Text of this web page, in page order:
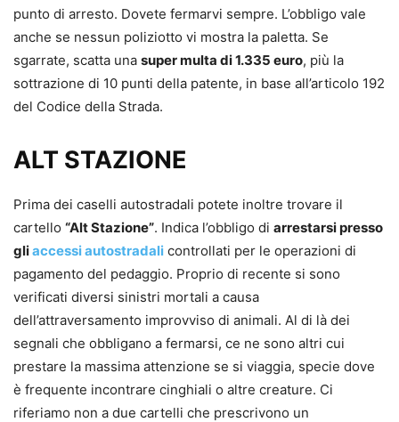
punto di arresto. Dovete fermarvi sempre. L’obbligo vale
anche se nessun poliziotto vi mostra la paletta. Se
sgarrate, scatta una super multa di 1.335 euro, più la
sottrazione di 10 punti della patente, in base all’articolo 192
del Codice della Strada.
ALT STAZIONE
Prima dei caselli autostradali potete inoltre trovare il
cartello “Alt Stazione”. Indica l’obbligo di arrestarsi presso
gliaccessi autostradali controllati per le operazioni di
pagamento del pedaggio. Proprio di recente si sono
verificati diversi sinistri mortali a causa
dell’attraversamento improvviso di animali. Al di là dei
segnali che obbligano a fermarsi, ce ne sono altri cui
prestare la massima attenzione se si viaggia, specie dove
è frequente incontrare cinghiali o altre creature. Ci
riferiamo non a due cartelli che prescrivono un